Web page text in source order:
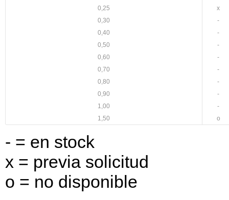
0,25
x
0,30
-
0,40
-
0,50
-
0,60
-
0,70
-
0,80
-
0,90
-
1,00
-
1,50
o
- = en stock
x = previa solicitud
o = no disponible